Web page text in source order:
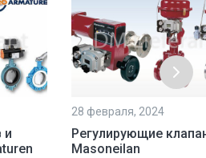
и
28 февраля, 2024
Регулирующие
Masoneilan